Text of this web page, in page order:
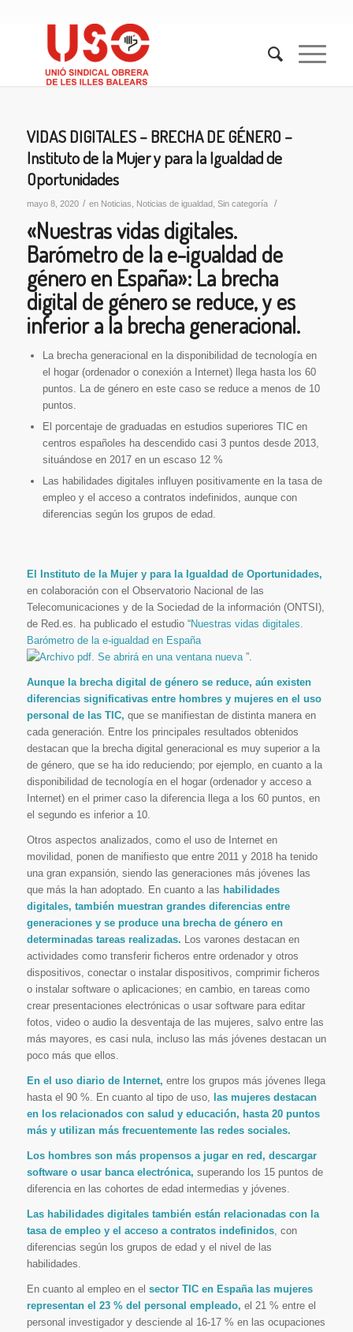
VIDAS DIGITALES – BRECHA DE GÉNERO –
Instituto de la Mujer y para la Igualdad de
Oportunidades
mayo 8, 2020 / en Noticias Noticias de igualdad, Sin categoría /
«Nuestras vidas digitales.
Barómetro de la e-igualdad de
género en España»: La brecha
digital de género se reduce, y es
inferior a la brecha generacional.
La brecha generacional en la disponibilidad de tecnología en
el hogar (ordenador o conexión a Internet) llega hasta los 60
puntos. La de género en este caso se reduce a menos de 10
puntos.
El porcentaje de graduadas en estudios superiores TIC en
centros españoles ha descendido casi 3 puntos desde 2013,
situándose en 2017 en un escaso 12 %
Las habilidades digitales influyen positivamente en la tasa de
empleo y el acceso a contratos indefinidos, aunque con
diferencias según los grupos de edad.
El Instituto de la Mujer y para la Igualdad de Oportunidades,
en colaboración con el Observatorio Nacional de las
Telecomunicaciones y de la Sociedad de la información (ONTSI),
de Red.es. ha publicado el estudio “Nuestras vidas digitales.
Barómetro de la e-igualdad en España
”.
Aunque la brecha digital de género se reduce, aún existen
diferencias significativas entre hombres y mujeres en el uso
personal de las TIC, que se manifiestan de distinta manera en
cada generación. Entre los principales resultados obtenidos
destacan que la brecha digital generacional es muy superior a la
de género, que se ha ido reduciendo; por ejemplo, en cuanto a la
disponibilidad de tecnología en el hogar (ordenador y acceso a
Internet) en el primer caso la diferencia llega a los 60 puntos, en
el segundo es inferior a 10.
Otros aspectos analizados, como el uso de Internet en
movilidad, ponen de manifiesto que entre 2011 y 2018 ha tenido
una gran expansión, siendo las generaciones más jóvenes las
que más la han adoptado. En cuanto a las habilidades
digitales, también muestran grandes diferencias entre
generaciones y se produce una brecha de género en
determinadas tareas realizadas. Los varones destacan en
actividades como transferir ficheros entre ordenador y otros
dispositivos, conectar o instalar dispositivos, comprimir ficheros
o instalar software o aplicaciones; en cambio, en tareas como
crear presentaciones electrónicas o usar software para editar
fotos, video o audio la desventaja de las mujeres, salvo entre las
más mayores, es casi nula, incluso las más jóvenes destacan un
poco más que ellos.
En el uso diario de Internet, entre los grupos más jóvenes llega
hasta el 90 %. En cuanto al tipo de uso, las mujeres destacan
en los relacionados con salud y educación, hasta 20 puntos
más y utilizan más frecuentemente las redes sociales.
Los hombres son más propensos a jugar en red, descargar
software o usar banca electrónica, superando los 15 puntos de
diferencia en las cohortes de edad intermedias y jóvenes.
Las habilidades digitales también están relacionadas con la
tasa de empleo y el acceso a contratos indefinidos, con
diferencias según los grupos de edad y el nivel de las
habilidades.
En cuanto al empleo en el sector TIC en España las mujeres
representan el 23 % del personal empleado, el 21 % entre el
personal investigador y desciende al 16-17 % en las ocupaciones